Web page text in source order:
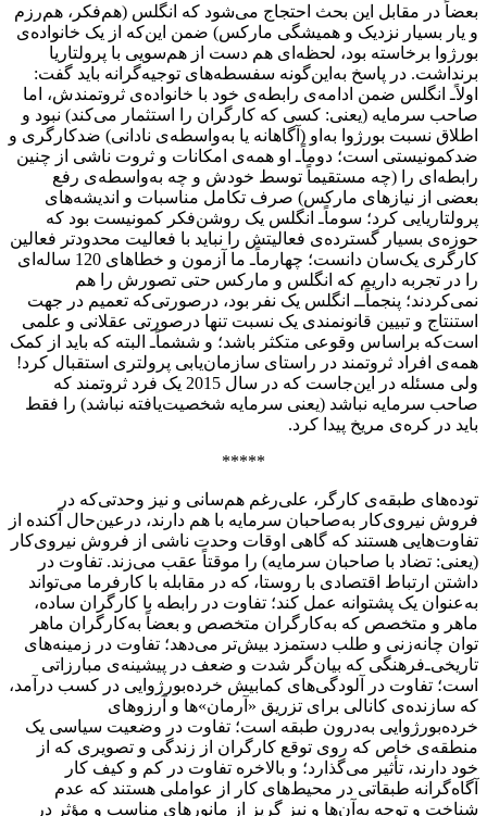
بعضاً در مقابل این بحث احتجاج می‌‌شود که انگلس (هم‌فکر، هم‌رزم
و یار بسیار نزدیک و همیشگی مارکس) ضمن این‌که از یک خانواده‌ی
بورژوا برخاسته بود، لحظه‌ای هم دست از هم‌سویی با پرولتاریا
برنداشت. در پاسخ به‌این‌گونه سفسطه‌های توجیه‌گرانه باید گفت:
اولاً‌ـ انگلس ضمن ادامه‌ی رابطه‌‌ی خود با خانواده‌ی ثروتمندش، اما
صاحب سرمایه (یعنی: کسی که کارگران را استثمار می‌کند) نبود و
اطلاق نسبت بورژوا به‌او (آگاهانه یا به‌واسطه‌ی نادانی) ضدکارگری و
ضدکمونیستی است؛ دوماً‌ـ او همه‌ی امکانات و ثروت ناشی از چنین
رابطه‌ای را (چه مستقیماً توسط خودش و چه به‌واسطه‌ی رفع
بعضی از نیازهای مارکس) صرف تکامل مناسبات و اندیشه‌های
پرولتاریایی کرد؛ سوماً‌‌ـ انگلس یک روشن‌فکر کمونیست بود که
حوزه‌ی بسیار گسترده‌ی فعالیتش را نباید با فعالیت محدودتر فعالین
کارگری یک‌سان دانست؛ چهارماً‌ـ ما آزمون و خطاهای 120 ساله‌ای
را در تجربه‌ داریم که انگلس و مارکس حتی تصورش را هم
نمی‌کردند؛ پنجماً‌ـ‌ـ انگلس یک نفر بود، درصورتی‌که تعمیم در جهت
استنتاج و تبیین قانونمندی یک نسبت تنها درصورتی عقلانی و علمی
است‌که براساس وقوعی متکثر باشد؛ و ششماً‌ـ البته که باید از کمک
همه‌ی افراد ثروتمند در راستای سازمان‌یابی پرولتری استقبال کرد!
ولی مسئله در این‌جاست که در سال 2015 یک فرد ثروتمند که
صاحب سرمایه نباشد (یعنی سرمایه شخصیت‌یافته نباشد) را فقط
باید در کره‌ی مریخ پیدا کرد.
*****
توده‌‌های طبقه‌ی کارگر، علی‌رغم هم‌سانی و نیز وحدتی‌که در
فروش نیروی‌کار به‌صاحبان سرمایه با هم دارند، درعین‌حال آکنده از
تفاوت‌هایی هستند که گاهی اوقات وحدت ناشی از فروش نیروی‌کار
(یعنی: تضاد با ‌صاحبان سرمایه) را موقتاً ‌عقب می‌زند. تفاوت در
داشتن ارتباط اقتصادی با روستا، که در مقابله با کارفرما می‌تواند
به‌عنوان یک پشتوانه‌ عمل ‌کند؛ تفاوت در رابطه با کارگران ساده،
ماهر و متخصص که به‌کارگران متخصص و بعضاً به‌کارگران ماهر
توان چانه‌زنی و طلب دستمزد بیش‌تر می‌دهد؛ تفاوت در زمینه‌های
تاریخی‌ـ‌فرهنگی که بیان‌گر شدت و ضعف در پیشینه‌ی مبارزاتی
است؛ تفاوت در آلودگی‌های کمابیش خرده‌بورژوایی در کسب درآمد،
که سازنده‌ی کانالی برای تزریق «آرمان»ها و آرزوهای
خرده‌بورژوایی به‌درون طبقه است؛ تفاوت در وضعیت سیاسی یک
منطقه‌ی خاص که روی توقع کارگران از زندگی و تصویری که از
خود دارند، تأثیر می‌گذارد؛ و بالاخره تفاوت در کم و کیف کار
آگاه‌گرانه طبقاتی در محیط‌های کار از عواملی هستند که عدم
شناخت و توجه به‌آن‌ها و نیز گریز از مانورهای مناسب و مؤثر در